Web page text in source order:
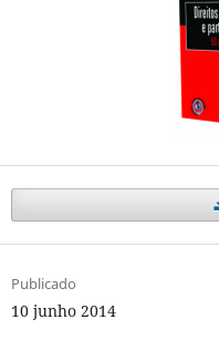
Publicado
10 junho 2014